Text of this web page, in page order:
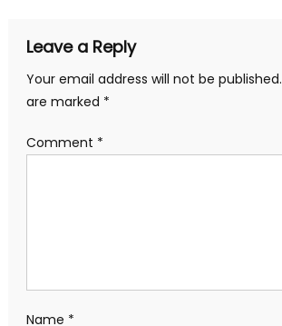
Leave a Reply
Your email address will not be published.
are marked *
Comment *
Name *